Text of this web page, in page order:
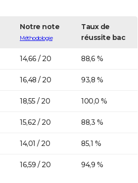
Notre note
Méthodologie
Taux de
réussite bac
14,66 / 20 88,6 %
16,48 / 20 93,8 %
18,55 / 20 100,0 %
15,62 / 20 88,3 %
14,01 / 20 85,1 %
16,59 / 20 94,9 %